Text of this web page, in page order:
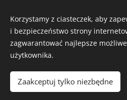
WŁÓŻ DO
Zaciszny Zakątek Zawoja|Zawoja 1811,
Email:
Odstąp od umowytutaj
Korzystamy z ciasteczek, aby
i bezpieczeństwo strony
zagwarantować najlepsze
użytkownika.
Zaakceptuj tylko niezbędne